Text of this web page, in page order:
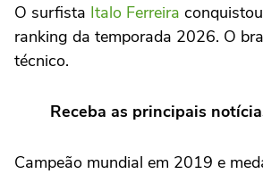
O surfista Italo Ferreira
ranking da temporada 2026. O
técnico.
Receba as principais
Campeão mundial em 2019 e